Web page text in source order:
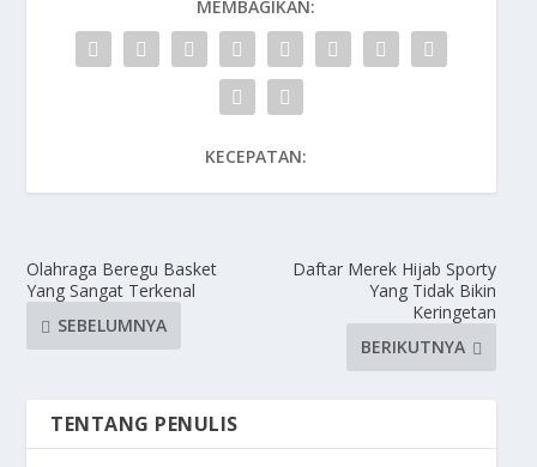
MEMBAGIKAN:
KECEPATAN:
Olahraga Beregu Basket
Yang Sangat Terkenal
SEBELUMNYA
Daftar Merek Hijab Sporty
Yang Tidak Bikin
Keringetan
BERIKUTNYA
TENTANG PENULIS